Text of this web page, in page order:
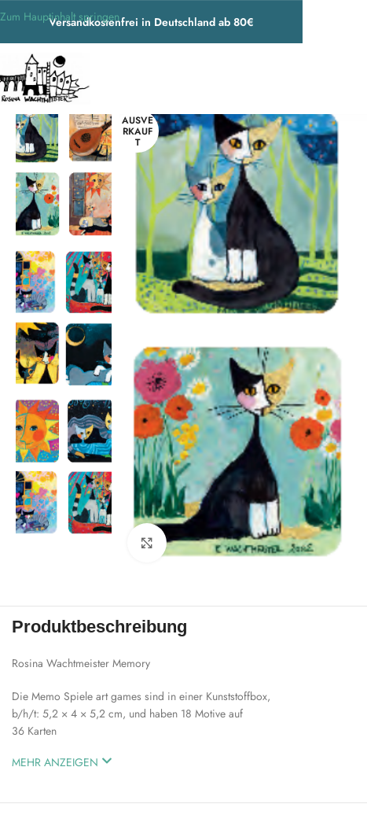
Versandkostenfrei in Deutschland ab 80€
Zum Hauptinhalt springen
/ Wohnen & Accessoires
AUSVE
RKAUF
T
Zum Vergrößern klicken
Produktbeschreibung
Rosina Wachtmeister Memory
Die Memo Spiele art games sind in einer Kunststoffbox,
b/h/t: 5,2 × 4 × 5,2 cm, und haben 18 Motive auf
36 Karten
MEHR ANZEIGEN